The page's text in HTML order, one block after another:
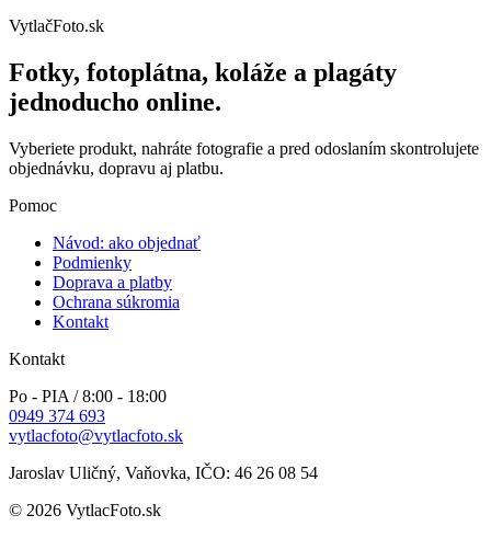
VytlačFoto.sk
Fotky, fotoplátna, koláže a plagáty
jednoducho online.
Vyberiete produkt, nahráte fotografie a pred odoslaním skontrolujete
objednávku, dopravu aj platbu.
Pomoc
Návod: ako objednať
Podmienky
Doprava a platby
Ochrana súkromia
Kontakt
Kontakt
Po - PIA / 8:00 - 18:00
0949 374 693
vytlacfoto@vytlacfoto.sk
Jaroslav Uličný, Vaňovka, IČO: 46 26 08 54
© 2026 VytlacFoto.sk